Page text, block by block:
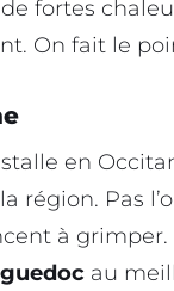
fortes
On fait le
en
région. Pas
à
au